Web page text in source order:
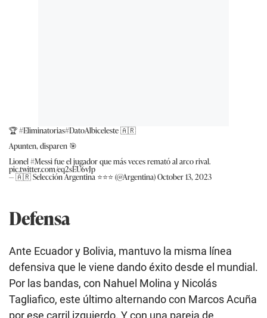
🏆#Eliminatorias#DatoAlbiceleste🇦🇷
Apunten, disparen 🎯
Lionel#Messifue el jugador que más veces remató al arco rival.
pic.twitter.com/eq2sEU6vJp
— 🇦🇷 Selección Argentina ⭐⭐⭐ (@Argentina)October 13, 2023
Defensa
Ante Ecuador y Bolivia, mantuvo la misma línea
defensiva que le viene dando éxito desde el mundial.
Por las bandas, con Nahuel Molina y Nicolás
Tagliafico, este último alternando con Marcos Acuña
por ese carril izquierdo. Y con una pareja de